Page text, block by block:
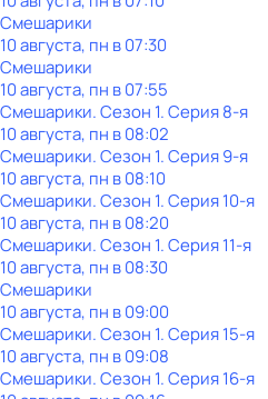
Смешарики
10 августа, пн в 07:30
Смешарики
10 августа, пн в 07:55
Смешарики. Сезон 1. Серия 8-я
10 августа, пн в 08:02
Смешарики. Сезон 1. Серия 9-я
10 августа, пн в 08:10
Смешарики. Сезон 1. Серия 10-я
10 августа, пн в 08:20
Смешарики. Сезон 1. Серия 11-я
10 августа, пн в 08:30
Смешарики
10 августа, пн в 09:00
Смешарики. Сезон 1. Серия 15-я
10 августа, пн в 09:08
Смешарики. Сезон 1. Серия 16-я